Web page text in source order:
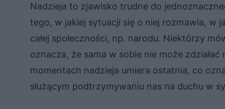
Nadzieja to zjawisko trudne do
tego, w jakiej sytuacji się o niej rozmawia, w
całej społeczności, np. narodu. Niektórzy
oznacza, że sama w sobie nie może
momentach nadzieja umiera ostatnia, co
służącym podtrzymywaniu nas na duchu w